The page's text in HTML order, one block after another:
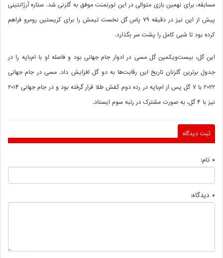
مسابقه، برای نهمین بازی متوالی در این تورنمنت موفق به گلزنی شد. ستاره آرژانتینی
پیش از این نیز در دقیقه ۷۹ پاس گل نخست تیمش را برای کریستین رومرو فراهم
کرده بود تا شبی کامل را پشت سر بگذارد.
این گل، بیست‌ویکمین گل مسی در ادوار جام جهانی بود و فاصله او با ام‌باپه را در
جدول برترین گلزنان تاریخ این رقابت‌ها به دو گل افزایش داد. مسی در جام جهانی
۲۰۲۲ با ۷ گل پس از ام‌باپه در رده دوم کفش طلا قرار گرفته بود و در جام جهانی ۲۰۱۴
نیز با ۴ گل، به صورت مشترک در رتبه سوم ایستاد.
ثبت دیدگاه
* نام:
* دیدگاه: